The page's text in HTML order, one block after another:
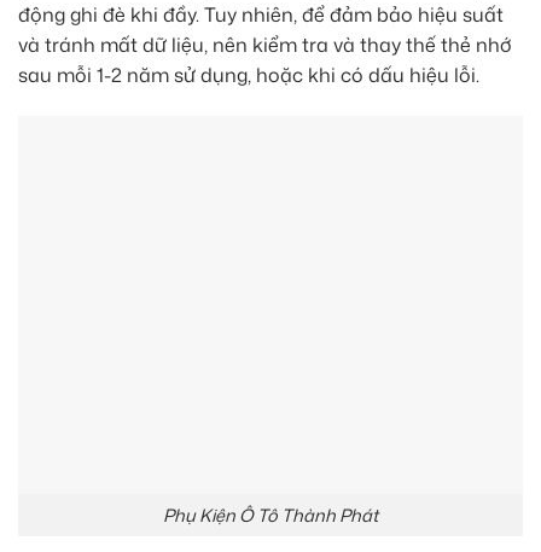
động ghi đè khi đầy. Tuy nhiên, để đảm bảo hiệu suất
và tránh mất dữ liệu, nên kiểm tra và thay thế thẻ nhớ
sau mỗi 1-2 năm sử dụng, hoặc khi có dấu hiệu lỗi.
Phụ Kiện Ô Tô Thành Phát